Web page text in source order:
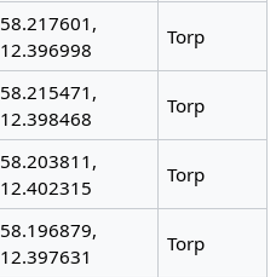
58.217601,
12.396998
Torp
58.215471,
12.398468
Torp
58.203811,
12.402315
Torp
58.196879,
12.397631
Torp